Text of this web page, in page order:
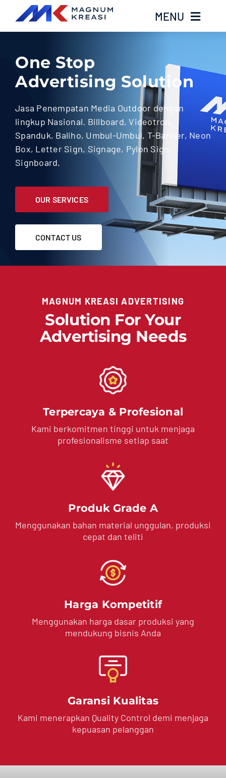
content
MENU
Home
Services
Gallery
Contact
One Stop
Advertising Solution
Jasa Penempatan Media Outdoor dengan
lingkup Nasional. Billboard, Videotron,
Spanduk, Baliho, Umbul-Umbul, T-Banner, Neon
Box, Letter Sign, Signage, Pylon Sign,
Signboard.
OUR SERVICES
CONTACT US
MAGNUM KREASI ADVERTISING
Solution For Your
Advertising Needs
Terpercaya & Profesional
Kami berkomitmen tinggi untuk menjaga
profesionalisme setiap saat
Produk Grade A
Menggunakan bahan material unggulan, produksi
cepat dan teliti
Harga Kompetitif
Menggunakan harga dasar produksi yang
mendukung bisnis Anda
Garansi Kualitas
Kami menerapkan Quality Control demi menjaga
kepuasan pelanggan